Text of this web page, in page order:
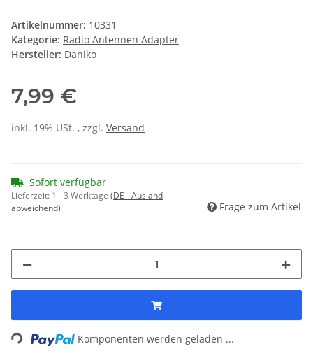
Artikelnummer: 10331
Kategorie: Radio Antennen Adapter
Hersteller: Daniko
7,99 €
inkl. 19% USt. , zzgl. Versand
Sofort verfügbar
Lieferzeit: 1 - 3 Werktage (DE - Ausland
abweichend)
Frage zum Artikel
Loading... Komponenten werden geladen ...